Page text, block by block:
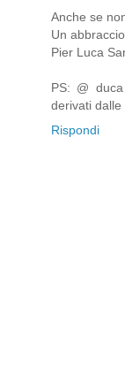
Anche se
Un abbraccio.
Pier Luca
PS: @
derivati dalle
Rispondi